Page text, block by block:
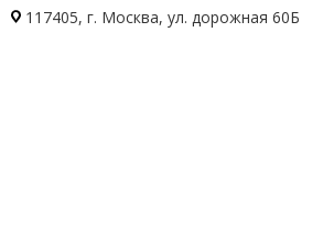
117405, г. Москва, ул. дорожная 60Б